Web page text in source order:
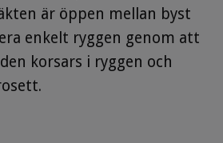
är öppen mellan byst
enkelt ryggen genom att
korsars i ryggen och